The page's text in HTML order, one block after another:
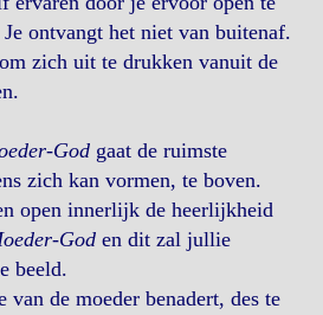
ontvangt het niet van buitenaf.
zich uit te drukken vanuit de
God gaat de ruimste
zich kan vormen, te boven.
open innerlijk de heerlijkheid
God en dit zal jullie
beeld.
de moeder benadert, des te